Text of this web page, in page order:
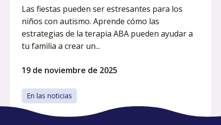
Las fiestas pueden ser estresantes para los
niños con autismo. Aprende cómo las
estrategias de la terapia ABA pueden ayudar a
tu familia a crear un...
19 de noviembre de 2025
En las noticias